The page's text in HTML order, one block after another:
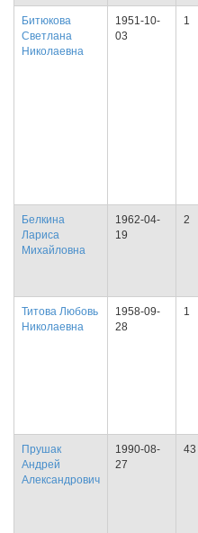
Битюкова
Светлана
Николаевна
1951-10-
03
1
Белкина
Лариса
Михайловна
1962-04-
19
2
Титова Любовь
Николаевна
1958-09-
28
1
Прушак
Андрей
Александрович
1990-08-
27
43